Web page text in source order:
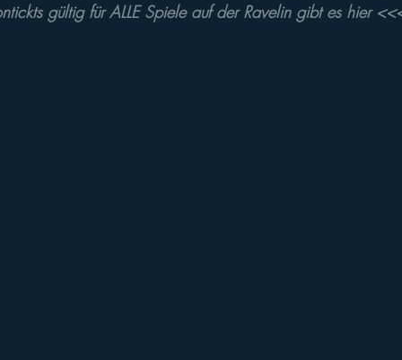
gültig für ALLE Spiele auf der Ravelin gibt es hier